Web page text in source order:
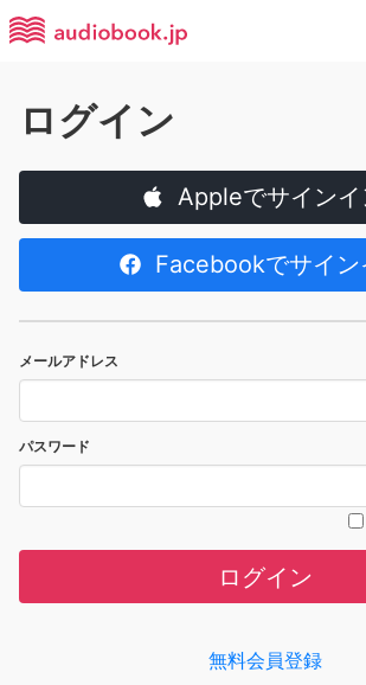
ログイン
Appleでサインイ
Facebookでサイン
メールアドレス
パスワード
ログイン
無料会員登録